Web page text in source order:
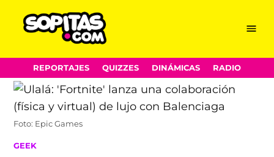
Skip
to
content
Menu
REPORTAJES QUIZZES DINÁMICAS RADIO
Foto: Epic Games
POSTED
GEEK